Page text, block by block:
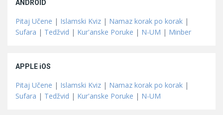
ANDROID
Pitaj Učene | Islamski Kviz | Namaz korak po korak |
Sufara | Tedžvid | Kur'anske Poruke | N-UM | Minber
APPLE iOS
Pitaj Učene | Islamski Kviz | Namaz korak po korak |
Sufara | Tedžvid | Kur'anske Poruke | N-UM